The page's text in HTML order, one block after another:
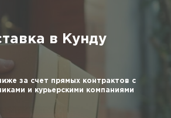
в Кунду
за счет прямых контрактов с
и курьерскими компаниями